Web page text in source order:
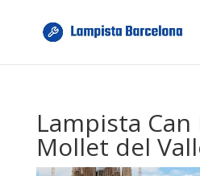
Lampista
Mollet del